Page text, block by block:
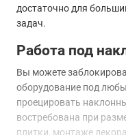
достаточно для
задач.
Работа под
Вы можете
оборудование под
проецировать
востребована при
плитки, монтаже